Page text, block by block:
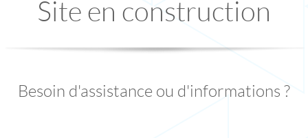
Site en construction
Besoin d'assistance ou d'informations ?